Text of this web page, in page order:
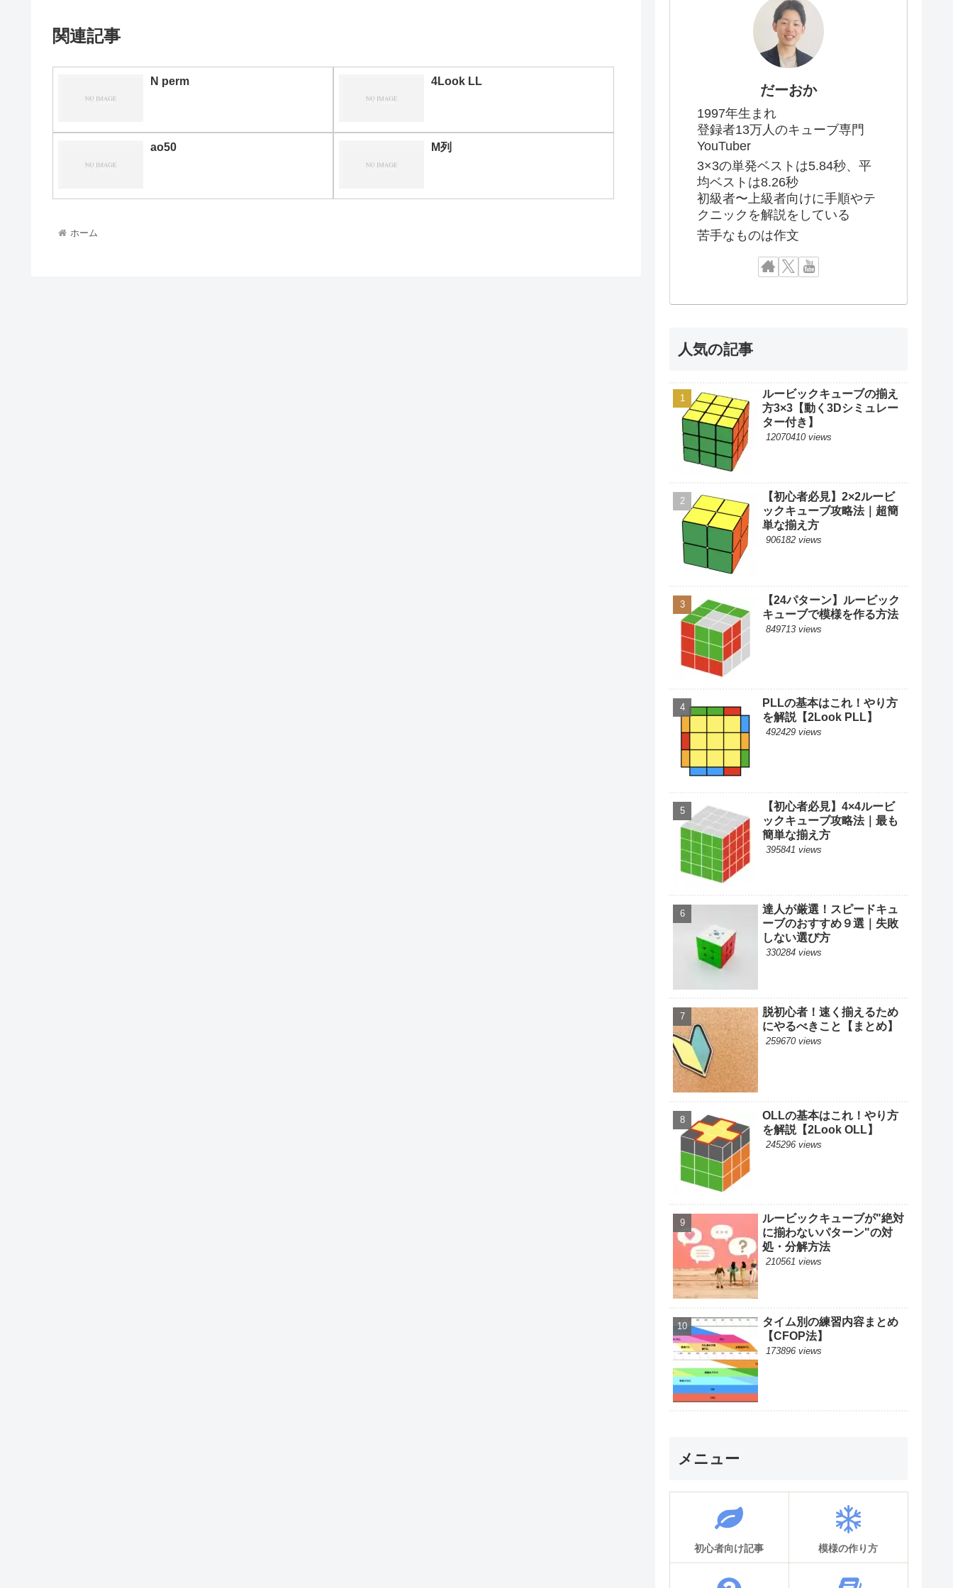
関連記事
N perm 4Look LL
ao50 M列
ホーム
だーおか
1997年生まれ
登録者13万人のキューブ専門
YouTuber
3×3の単発ベストは5.84秒、平
均ベストは8.26秒
初級者〜上級者向けに手順やテ
クニックを解説をしている
苦手なものは作文
人気の記事
ルービックキューブの揃え
方3×3【動く3Dシミュレー
ター付き】
12070410 views
【初心者必見】2×2ルービ
ックキューブ攻略法｜超簡
単な揃え方
906182 views
【24パターン】ルービック
キューブで模様を作る方法
849713 views
PLLの基本はこれ！やり方
を解説【2Look PLL】
492429 views
【初心者必見】4×4ルービ
ックキューブ攻略法｜最も
簡単な揃え方
395841 views
達人が厳選！スピードキュ
ーブのおすすめ９選｜失敗
しない選び方
330284 views
脱初心者！速く揃えるため
にやるべきこと【まとめ】
259670 views
OLLの基本はこれ！やり方
を解説【2Look OLL】
245296 views
ルービックキューブが"絶対
に揃わないパターン"の対
処・分解方法
210561 views
タイム別の練習内容まとめ
【CFOP法】
173896 views
メニュー
初心者向け記事 模様の作り方